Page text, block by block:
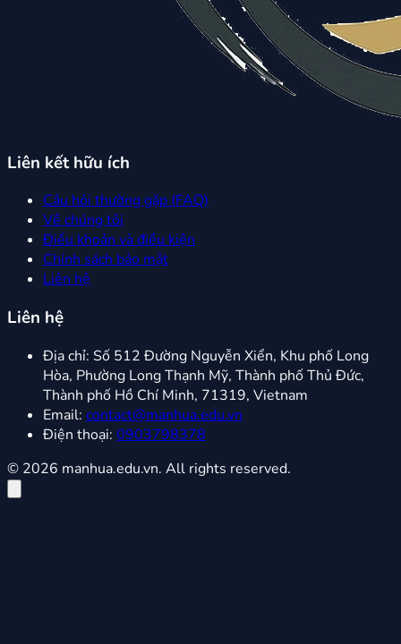
Liên kết hữu ích
Câu hỏi thường gặp (FAQ)
Về chúng tôi
Điều khoản và điều kiện
Chính sách bảo mật
Liên hệ
Liên hệ
Địa chỉ: Số 512 Đường Nguyễn Xiển, Khu phố Long
Hòa, Phường Long Thạnh Mỹ, Thành phố Thủ Đức,
Thành phố Hồ Chí Minh, 71319, Vietnam
Email: contact@manhua.edu.vn
Điện thoại: 0903798378
© 2026 manhua.edu.vn. All rights reserved.